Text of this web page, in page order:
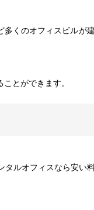
多くのオフィスビルが
とができます。
ルオフィスなら安い